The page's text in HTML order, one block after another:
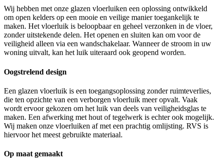
Wij hebben met onze glazen vloerluiken een oplossing ontwikkeld
om open kelders op een mooie en veilige manier toegankelijk te
maken. Het vloerluik is beloopbaar en geheel verzonken in de vloer,
zonder uitstekende delen. Het openen en sluiten kan om voor de
veiligheid alleen via een wandschakelaar. Wanneer de stroom in uw
woning uitvalt, kan het luik uiteraard ook geopend worden.
Oogstrelend design
Een glazen vloerluik is een toegangsoplossing zonder ruimteverlies,
die ten opzichte van een verborgen vloerluik meer opvalt. Vaak
wordt ervoor gekozen om het luik van deels van veiligheidsglas te
maken. Een afwerking met hout of tegelwerk is echter ook mogelijk.
Wij maken onze vloerluiken af met een prachtig omlijsting. RVS is
hiervoor het meest gebruikte materiaal.
Op maat gemaakt